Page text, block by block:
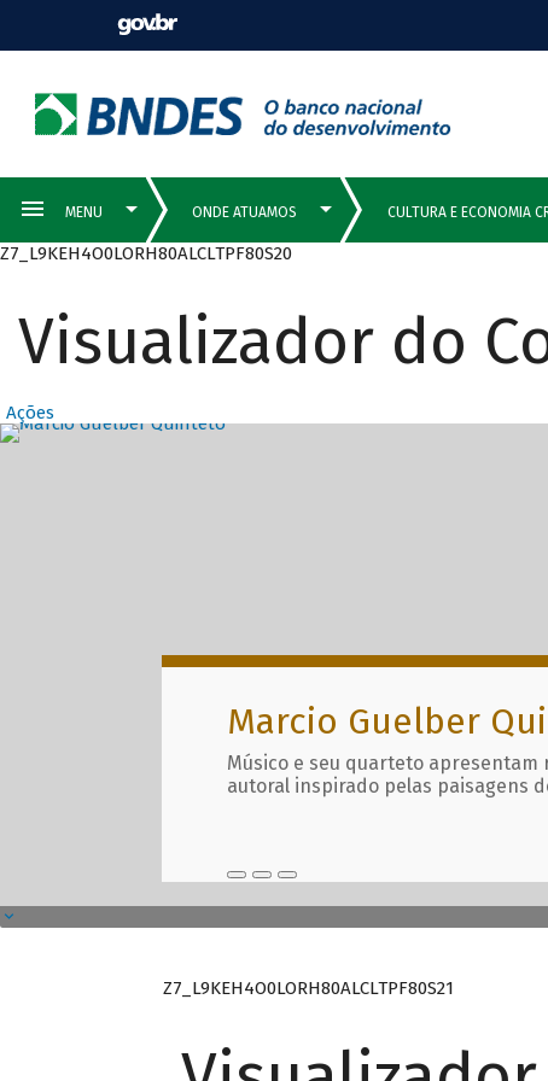
Z7_L9KEH4O0LORH80ALCLTPF80S20
Visualizador do
Ações
Destaques
Marcio Guelber
Músico e seu quarteto
autoral inspirado pelas paisagens
Z7_L9KEH4O0LORH80ALCLTPF80S21